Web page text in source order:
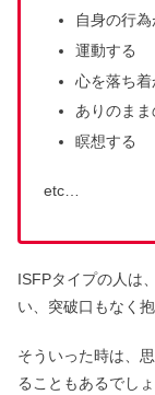
自身の行
運動する
心を落ち着
ありのま
瞑想する
etc…
ISFPタイプの人は
い、突破口もなく
そういった時は、
ることもあるでしょ